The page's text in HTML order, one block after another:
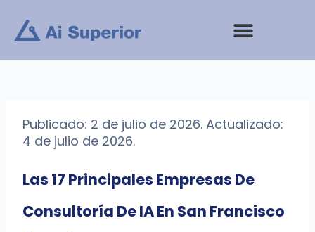
contenido
Publicado: 2 de julio de 2026. Actualizado:
4 de julio de 2026.
Las 17 Principales Empresas De
Consultoría De IA En San Francisco